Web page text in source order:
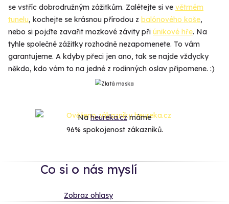
se vstříc dobrodružným zážitkům. Zalétejte si ve větrném
tunelu, kochejte se krásnou přírodou z balónového koše,
nebo si pojďte zavařit mozkové závity při únikové hře. Na
tyhle společné zážitky rozhodně nezapomenete. To vám
garantujeme. A kdyby přeci jen ano, tak se najde vždycky
někdo, kdo vám to na jedné z rodinných oslav připomene. :)
Naheureka.czmáme
96% spokojenost zákazníků.
Co si o nás myslí
Zobraz ohlasy